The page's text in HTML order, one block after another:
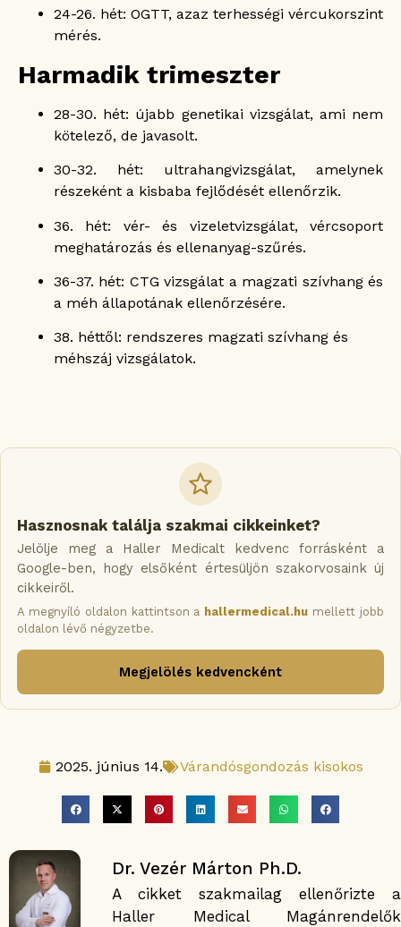
24-26. hét: OGTT, azaz terhességi vércukorszint
mérés.
Harmadik trimeszter
28-30. hét: újabb genetikai vizsgálat, ami nem
kötelező, de javasolt.
30-32. hét: ultrahangvizsgálat, amelynek
részeként a kisbaba fejlődését ellenőrzik.
36. hét: vér- és vizeletvizsgálat, vércsoport
meghatározás és ellenanyag-szűrés.
36-37. hét: CTG vizsgálat a magzati szívhang és
a méh állapotának ellenőrzésére.
38. héttől: rendszeres magzati szívhang és
méhszáj vizsgálatok.
Hasznosnak találja szakmai cikkeinket?
Jelölje meg a Haller Medicalt kedvenc forrásként a
Google-ben, hogy elsőként értesüljön szakorvosaink új
cikkeiről.
A megnyíló oldalon kattintson a hallermedical.hu mellett jobb
oldalon lévő négyzetbe.
Megjelölés kedvencként
2025. június 14. Várandósgondozás kisokos
Dr. Vezér Márton Ph.D.
A cikket szakmailag ellenőrizte a
Haller Medical Magánrendelők